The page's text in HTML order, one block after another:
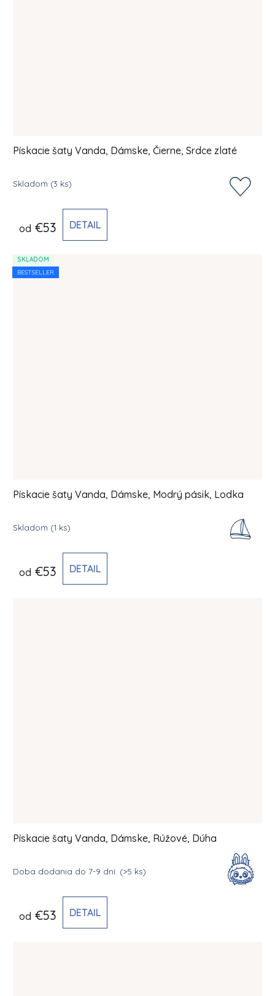
Pískacie šaty Vanda, Dámske, Čierne, Srdce zlaté
Skladom (3 ks)
od €53 DETAIL
SKLADOM
BESTSELLER
Pískacie šaty Vanda, Dámske, Modrý pásik, Lodka
Skladom (1 ks)
od €53 DETAIL
Pískacie šaty Vanda, Dámske, Rúžové, Dúha
Doba dodania do 7-9 dní. (>5 ks)
od €53 DETAIL